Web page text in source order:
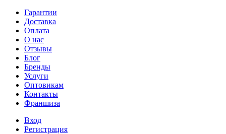
Гарантии
Доставка
Оплата
О нас
Отзывы
Блог
Бренды
Услуги
Оптовикам
Контакты
Франшиза
Вход
Регистрация